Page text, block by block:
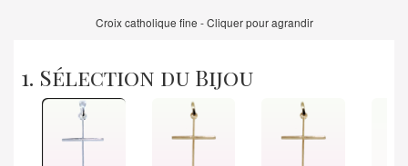
Croix catholique fine - Cliquer pour agrandir
1. Sélection du Bijou